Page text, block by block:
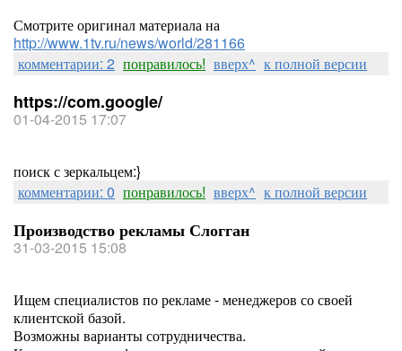
Смотрите оригинал материала на
http://www.1tv.ru/news/world/281166
комментарии: 2 понравилось! вверх^ к полной версии
https://com.google/
01-04-2015 17:07
поиск с зеркальцем:}
комментарии: 0 понравилось! вверх^ к полной версии
Производство рекламы Слогган
31-03-2015 15:08
Ищем специалистов по рекламе - менеджеров со своей
клиентской базой.
Возможны варианты сотрудничества.